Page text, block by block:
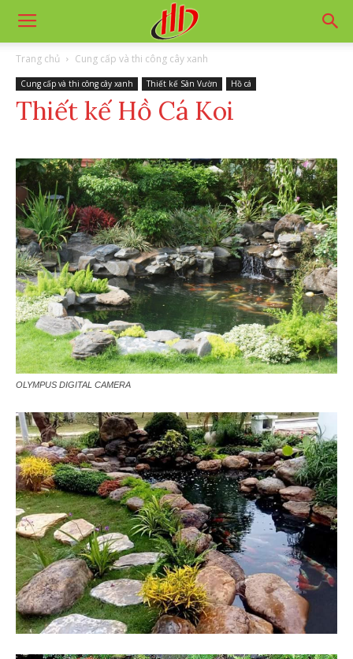
Trang chủ Cung cấp và thi công cây xanh
Cung cấp và thi công cây xanh Thiết kế Sân Vườn Hồ cá
Thiết kế Hồ Cá Koi
OLYMPUS DIGITAL CAMERA